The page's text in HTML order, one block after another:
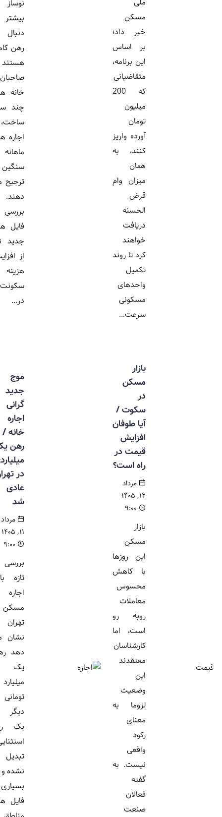
مسکن
خبر داد؛
بر اساس
این برنامه،
متقاضیانی
که 200
میلیون
تومان
آورده واریز
کنند، به
همان
میزان وام
قرض
الحسنه
دریافت
خواهند
کرد تا روند
تکمیل
واحدهای
مسکونی
سرعت...
نوساز
بیشتر به
دنبال
رهن کامل
هستند و
صاحبان
خانه های
چند سال
ساخت،
اجاره های
ماهانه
سنگین را
ترجیح می
دهند.
بررسی
فایل های
جدید نیز
از افزایش
هزینه
سکونت
در...
بازار
مسکن
سکوت /
آیا طوفان
افزایش
قیمت در
راه است؟
مرداد
بازار
مسکن
این روزها
با کاهش
محسوس
معاملات
روبه رو
است، اما
کارشناسان
معتقدند
این
وضعیت
لزوما به
معنای
رکود
واقعی
نیست. به
گفته
فعالان
صنعت
موج
جدید
گرانی
اجاره
خانه /
رهن یک
میلیاردی
در تهران
عادی
شد
مرداد
بررسی
تازه بازار
اجاره
مسکن
تهران
نشان می
دهد رهن
یک
میلیارد
تومانی
دیگر به
یک رقم
استثنایی
تبدیل
نشده و در
بسیاری از
فایل های